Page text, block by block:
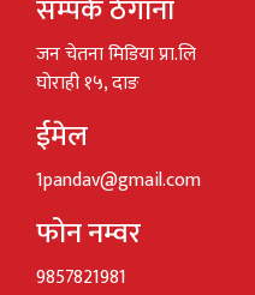
सम्पर्क ठेगाना
जन चेतना मिडिया प्रा.लि
घोराही १५, दाङ
ईमेल
1pandav@gmail.com
फोन नम्वर
9857821981